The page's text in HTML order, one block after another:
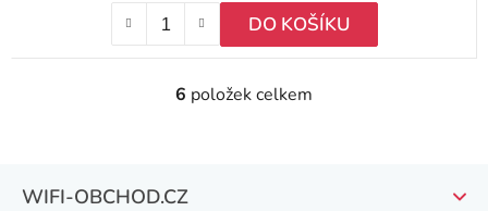
DO KOŠÍKU
O
6 položek celkem
WIFI-OBCHOD.CZ